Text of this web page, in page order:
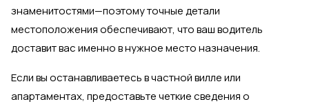
знаменитостями—поэтому точные детали
местоположения обеспечивают, что ваш водитель
доставит вас именно в нужное место назначения.
Если вы останавливаетесь в частной вилле или
апартаментах, предоставьте четкие сведения о